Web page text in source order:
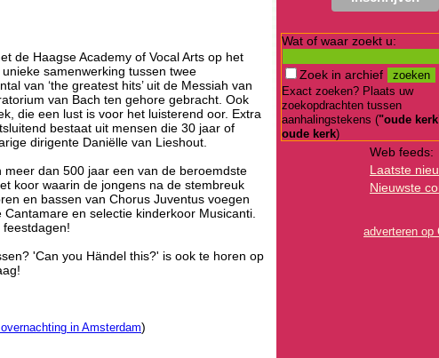
de Haagse Academy of Vocal Arts op het
samenwerking tussen twee
van ‘the greatest hits’ uit de Messiah van
van Bach ten gehore gebracht. Ook
die een lust is voor het luisterend oor. Extra
bestaat uit mensen die 30 jaar of
dirigente Daniëlle van Lieshout.
dan 500 jaar een van de beroemdste
koor waarin de jongens na de stembreuk
en bassen van Chorus Juventus voegen
en selectie kinderkoor Musicanti.
'Can you Händel this?' is ook te horen op
in Amsterdam)
Wat of waar zoekt u:
Zoek in archief
Exact zoeken? Plaats uw
zoekopdrachten tussen
aanhalingstekens ("oude
oude kerk)
Web feeds:
Laatste
Nieuwste
adverteren op